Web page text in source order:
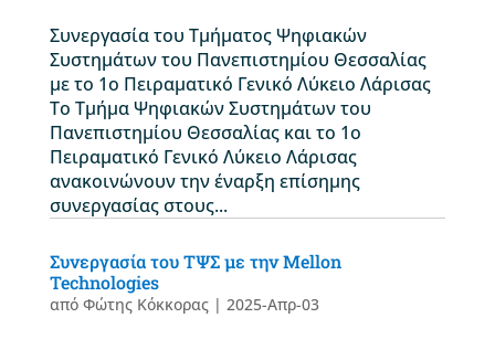
Συνεργασία του Τμήματος Ψηφιακών
Συστημάτων του Πανεπιστημίου Θεσσαλίας
με το 1ο Πειραματικό Γενικό Λύκειο Λάρισας
Το Τμήμα Ψηφιακών Συστημάτων του
Πανεπιστημίου Θεσσαλίας και το 1ο
Πειραματικό Γενικό Λύκειο Λάρισας
ανακοινώνουν την έναρξη επίσημης
συνεργασίας στους...
Συνεργασία του ΤΨΣ με την Mellon
Technologies
από Φώτης Κόκκορας| 2025-Απρ-03